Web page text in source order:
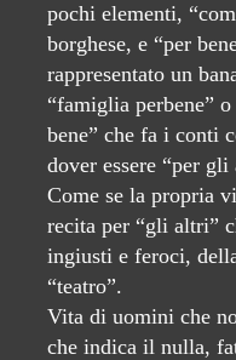
pochi elementi,
borghese, e “per
rappresentato un
“famiglia perbene”
bene” che fa i conti
dover essere “per
Come se la propria
recita per “gli altri”
ingiusti e feroci,
“teatro”.
Vita di uomini che
che indica il nulla,